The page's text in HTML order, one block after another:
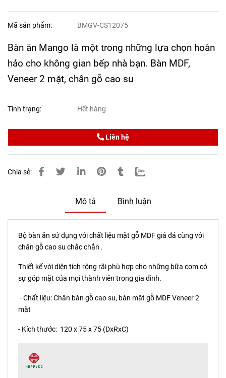
Mã sản phẩm: BMGV-CS12075
Bàn ăn Mango là một trong những lựa chọn hoàn
hảo cho không gian bếp nhà bạn. Bàn MDF,
Veneer 2 mặt, chân gỗ cao su
Tình trạng: Hết hàng
Liên hệ
Chia sẻ:
Mô tả Bình luận
Bộ bàn ăn sử dụng với chất liệu mặt gỗ MDF giả đá cùng với
chân gỗ cao su chắc chắn .
Thiết kế với diện tích rộng rãi phù hợp cho những bữa cơm có
sự góp mặt của mọi thành viên trong gia đình.
- Chất liệu: Chân bàn gỗ cao su, bàn mặt gỗ MDF Veneer 2
mặt
- Kích thước: 120 x 75 x 75 (DxRxC)